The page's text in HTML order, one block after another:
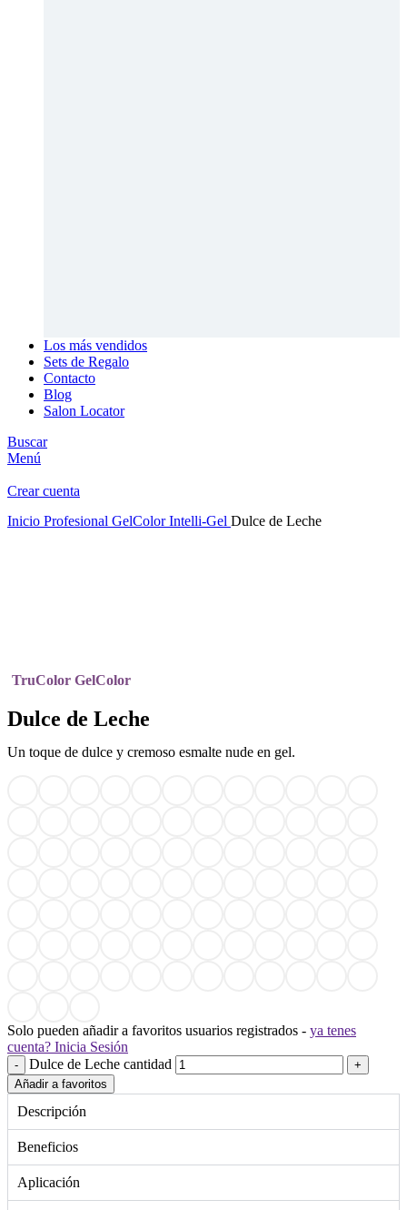
Los más vendidos
Sets de Regalo
Contacto
Blog
Salon Locator
Buscar
Menú
Crear cuenta
Inicio Profesional GelColor Intelli-Gel Dulce de Leche
TruColor GelColor
Dulce de Leche
Un toque de dulce y cremoso esmalte nude en gel.
Solo pueden añadir a favoritos usuarios registrados - ya tenes
cuenta? Inicia Sesión
Dulce de Leche cantidad
Añadir a favoritos
Descripción
Beneficios
Aplicación